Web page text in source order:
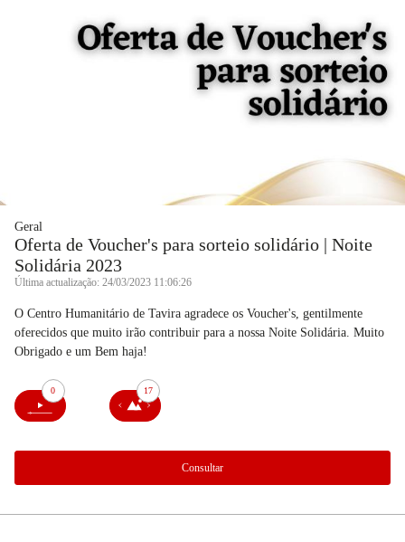
Geral
Oferta de Voucher's para sorteio solidário | Noite
Solidária 2023
Última actualização: 24/03/2023 11:06:26
O Centro Humanitário de Tavira agradece os Voucher's, gentilmente
oferecidos que muito irão contribuir para a nossa Noite Solidária. Muito
Obrigado e um Bem haja!
0 17
Consultar